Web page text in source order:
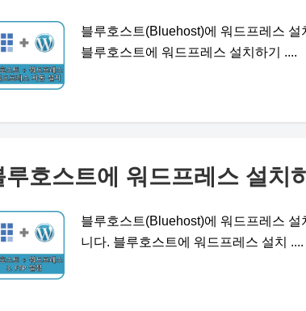
블루호스트(Bluehost)에 워드프레스
블루호스트에 워드프레스 설치하기 ....
루호스트에 워드프레스 설치
블루호스트(Bluehost)에 워드프레스
니다. 블루호스트에 워드프레스 설치 ....